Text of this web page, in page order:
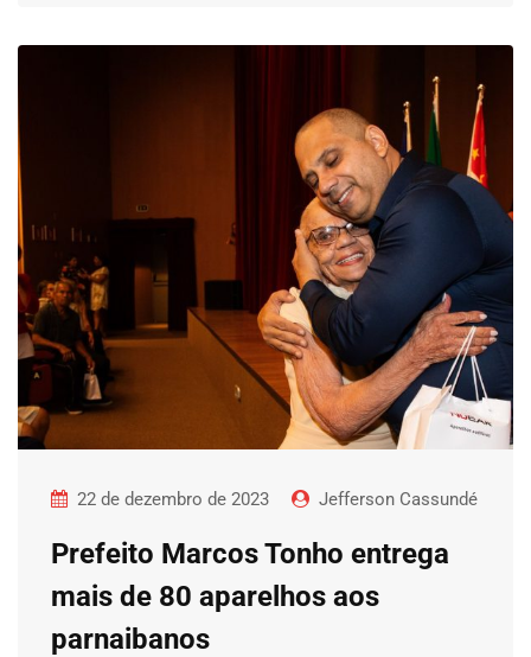
22 de dezembro de 2023 Jefferson Cassundé
Prefeito Marcos Tonho entrega
mais de 80 aparelhos aos
parnaibanos